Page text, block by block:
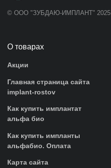
© ООО "ЗУБДАЮ-ИМПЛАНТ" 2025
О товарах
Акции
Главная страница сайта
implant-rostov
Как купить имплантат
альфа био
Как купить импланты
альфабио. Оплата
Карта сайта